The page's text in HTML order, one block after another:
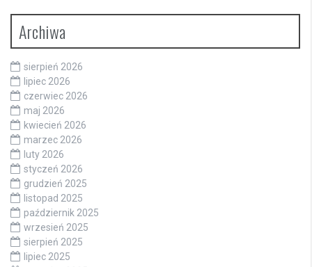
Archiwa
sierpień 2026
lipiec 2026
czerwiec 2026
maj 2026
kwiecień 2026
marzec 2026
luty 2026
styczeń 2026
grudzień 2025
listopad 2025
październik 2025
wrzesień 2025
sierpień 2025
lipiec 2025